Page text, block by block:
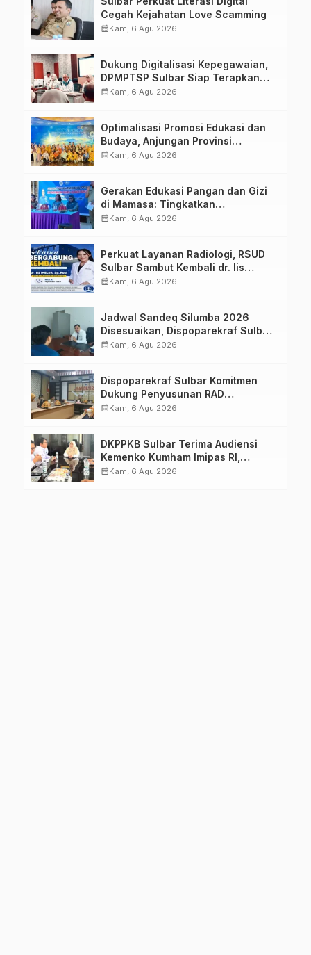
Cegah Kejahatan Love Scamming
calendar_monthKam, 6 Agu 2026
Dukung Digitalisasi Kepegawaian,
DPMPTSP Sulbar Siap Terapkan
Aplikasi FLEKSI ASN
calendar_monthKam, 6 Agu 2026
Optimalisasi Promosi Edukasi dan
Budaya, Anjungan Provinsi
Sulawesi Barat Perkuat Kolaborasi
calendar_monthKam, 6 Agu 2026
Gerakan Edukasi Pangan dan Gizi
di Mamasa: Tingkatkan
Pengetahuan dan Keterampilan
calendar_monthKam, 6 Agu 2026
Perkuat Layanan Radiologi, RSUD
Sulbar Sambut Kembali dr. Iis
Imelda, Sp.Rad
calendar_monthKam, 6 Agu 2026
Jadwal Sandeq Silumba 2026
Disesuaikan, Dispoparekraf Sulbar
Pastikan Persiapan Tetap
calendar_monthKam, 6 Agu 2026
Dispoparekraf Sulbar Komitmen
Dukung Penyusunan RAD
TPB/SDGs Sulawesi Barat
calendar_monthKam, 6 Agu 2026
DKPPKB Sulbar Terima Audiensi
Kemenko Kumham Imipas RI,
Perkuat Pelayanan Kesehatan bagi
calendar_monthKam, 6 Agu 2026